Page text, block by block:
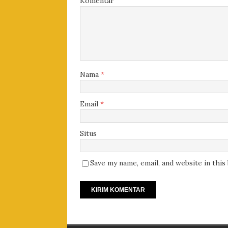
Nama *
Email *
Situs
Save my name, email, and website in